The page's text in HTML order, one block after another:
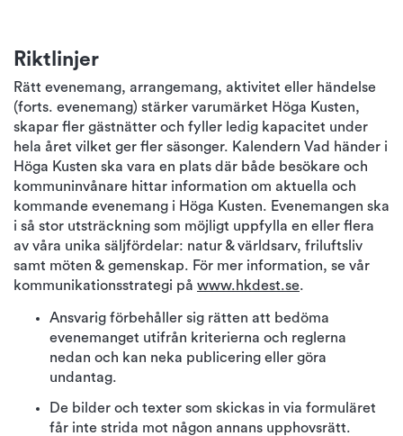
Riktlinjer
Rätt evenemang, arrangemang, aktivitet eller händelse
(forts. evenemang) stärker varumärket Höga Kusten,
skapar fler gästnätter och fyller ledig kapacitet under
hela året vilket ger fler säsonger. Kalendern Vad händer i
Höga Kusten ska vara en plats där både besökare och
kommuninvånare hittar information om aktuella och
kommande evenemang i Höga Kusten. Evenemangen ska
i så stor utsträckning som möjligt uppfylla en eller flera
av våra unika säljfördelar: natur & världsarv, friluftsliv
samt möten & gemenskap. För mer information, se vår
kommunikationsstrategi på www.hkdest.se.
Ansvarig förbehåller sig rätten att bedöma
evenemanget utifrån kriterierna och reglerna
nedan och kan neka publicering eller göra
undantag.
De bilder och texter som skickas in via formuläret
får inte strida mot någon annans upphovsrätt.